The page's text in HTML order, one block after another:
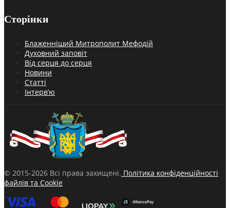
Сторінки
Блаженніший Митрополит Мефодій
Духовний заповіт
Від серця до серця
Новини
Статті
Інтерв’ю
© 2015-2026 Всі права захищені. Політика конфіденційності
файлів та Cookie